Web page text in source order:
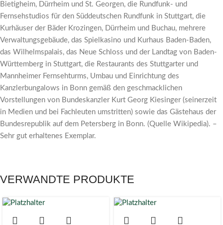
Bietigheim, Dürrheim und St. Georgen, die Rundfunk- und
Fernsehstudios für den Süddeutschen Rundfunk in Stuttgart, die
Kurhäuser der Bäder Krozingen, Dürrheim und Buchau, mehrere
Verwaltungsgebäude, das Spielkasino und Kurhaus Baden-Baden,
das Wilhelmspalais, das Neue Schloss und der Landtag von Baden-
Württemberg in Stuttgart, die Restaurants des Stuttgarter und
Mannheimer Fernsehturms, Umbau und Einrichtung des
Kanzlerbungalows in Bonn gemäß den geschmacklichen
Vorstellungen von Bundeskanzler Kurt Georg Kiesinger (seinerzeit
in Medien und bei Fachleuten umstritten) sowie das Gästehaus der
Bundesrepublik auf dem Petersberg in Bonn. (Quelle Wikipedia). –
Sehr gut erhaltenes Exemplar.
VERWANDTE PRODUKTE